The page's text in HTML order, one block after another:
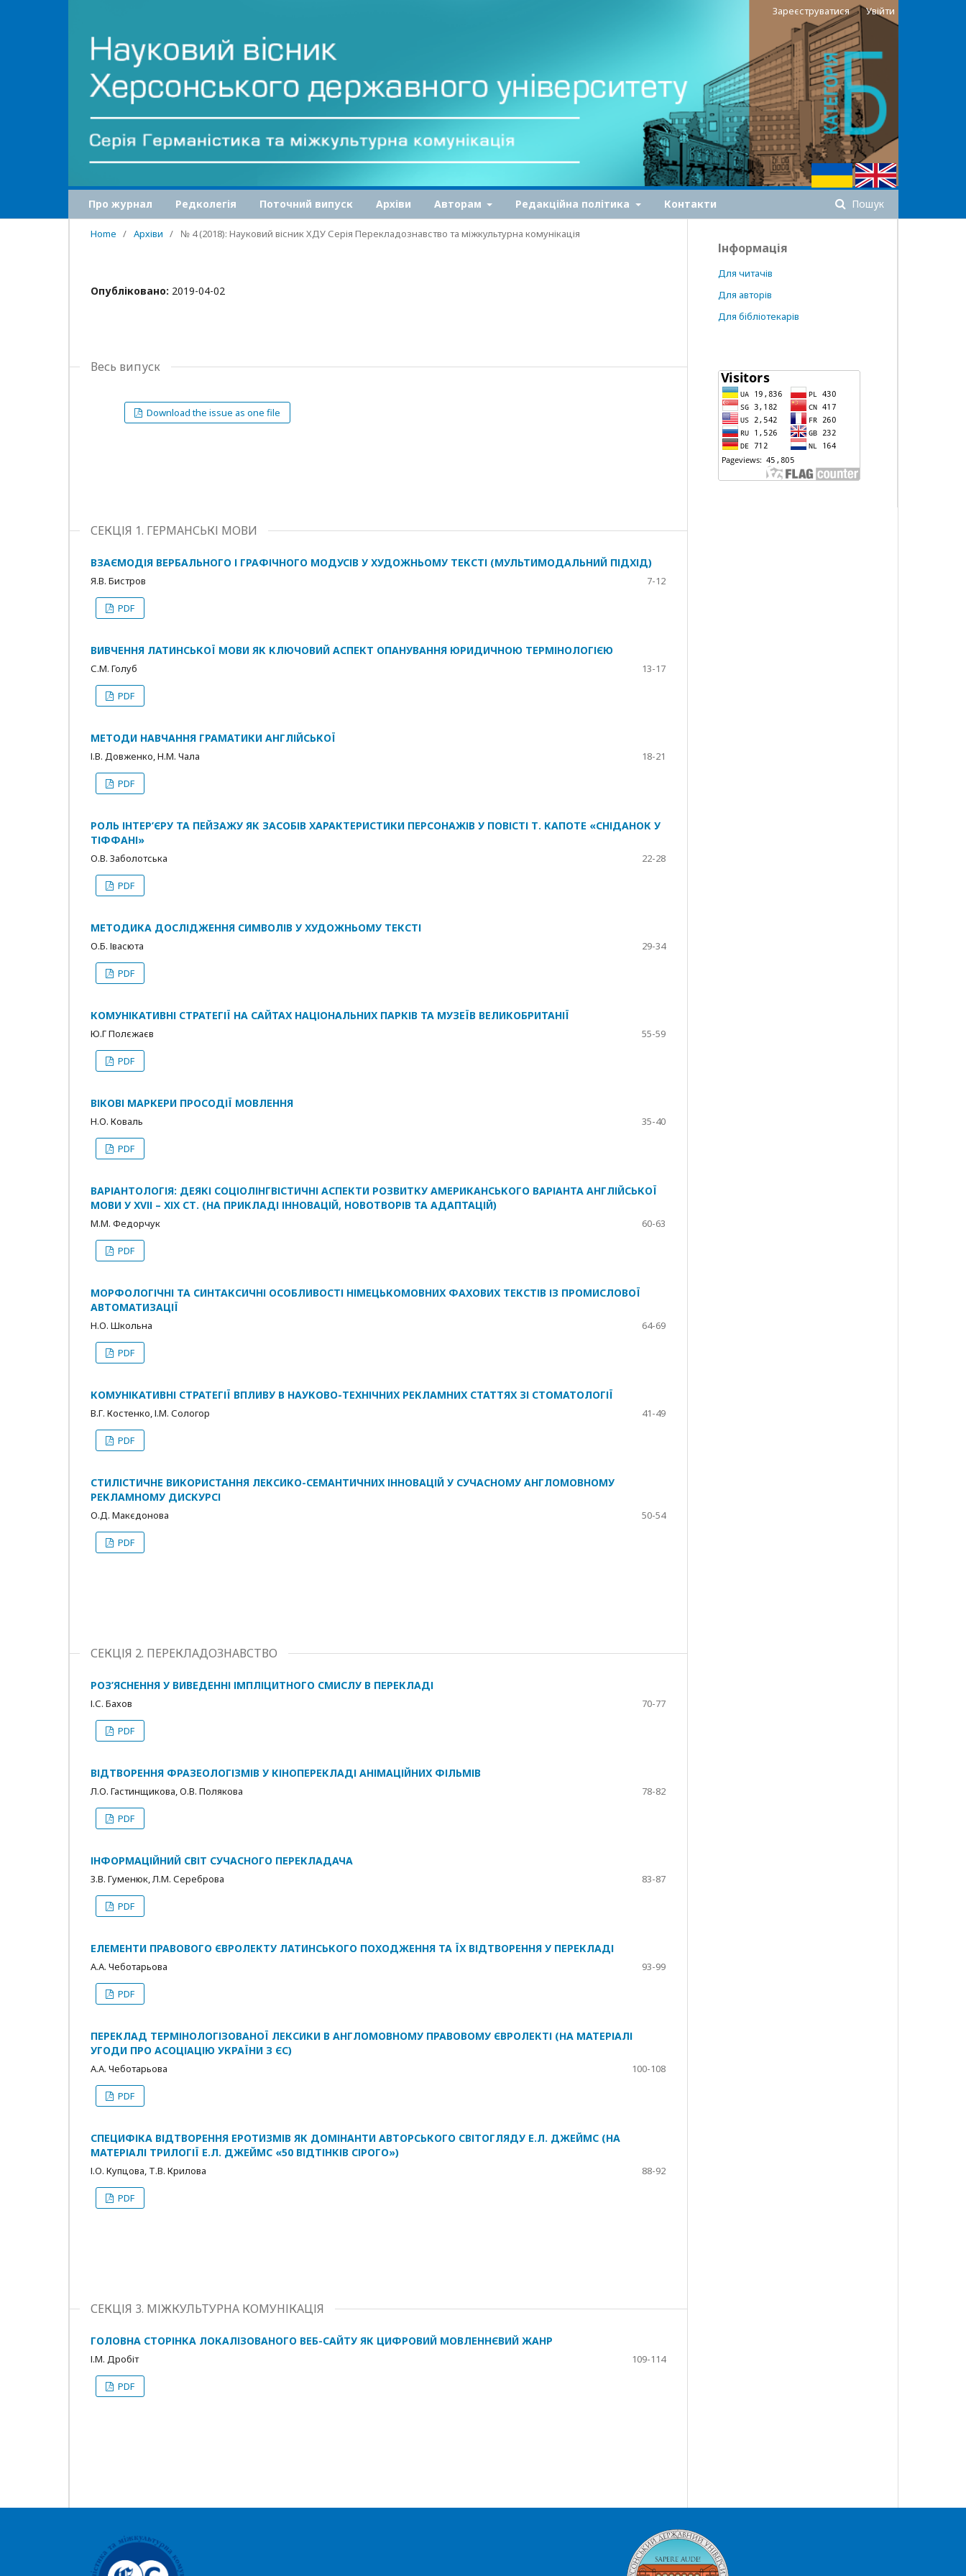
Про журнал Редколегія Поточний випуск Архіви Авторам Редакційна політика Контакти Пошук
Зареєструватися Увійти
Home / Архіви / № 4 (2018): Науковий вісник ХДУ Серія Перекладознавство та міжкультурна комунікація
Опубліковано: 2019-04-02
Весь випуск
Download the issue as one file
СЕКЦІЯ 1. ГЕРМАНСЬКІ МОВИ
ВЗАЄМОДІЯ ВЕРБАЛЬНОГО І ГРАФІЧНОГО МОДУСІВ У ХУДОЖНЬОМУ ТЕКСТІ (МУЛЬТИМОДАЛЬНИЙ ПІДХІД)
Я.В. Бистров 7-12
PDF
ВИВЧЕННЯ ЛАТИНСЬКОЇ МОВИ ЯК КЛЮЧОВИЙ АСПЕКТ ОПАНУВАННЯ ЮРИДИЧНОЮ ТЕРМІНОЛОГІЄЮ
С.М. Голуб 13-17
PDF
МЕТОДИ НАВЧАННЯ ГРАМАТИКИ АНГЛІЙСЬКОЇ
І.В. Довженко, Н.М. Чала 18-21
PDF
РОЛЬ ІНТЕР’ЄРУ ТА ПЕЙЗАЖУ ЯК ЗАСОБІВ ХАРАКТЕРИСТИКИ ПЕРСОНАЖІВ У ПОВІСТІ Т. КАПОТЕ «СНІДАНОК У
ТІФФАНІ»
О.В. Заболотська 22-28
PDF
МЕТОДИКА ДОСЛІДЖЕННЯ СИМВОЛІВ У ХУДОЖНЬОМУ ТЕКСТІ
О.Б. Івасюта 29-34
PDF
КОМУНІКАТИВНІ СТРАТЕГІЇ НА САЙТАХ НАЦІОНАЛЬНИХ ПАРКІВ ТА МУЗЕЇВ ВЕЛИКОБРИТАНІЇ
Ю.Г Полєжаєв 55-59
PDF
ВІКОВІ МАРКЕРИ ПРОСОДІЇ МОВЛЕННЯ
Н.О. Коваль 35-40
PDF
ВАРІАНТОЛОГІЯ: ДЕЯКІ СОЦІОЛІНГВІСТИЧНІ АСПЕКТИ РОЗВИТКУ АМЕРИКАНСЬКОГО ВАРІАНТА АНГЛІЙСЬКОЇ
МОВИ У ХVІІ – ХІХ СТ. (НА ПРИКЛАДІ ІННОВАЦІЙ, НОВОТВОРІВ ТА АДАПТАЦІЙ)
М.М. Федорчук 60-63
PDF
МОРФОЛОГІЧНІ ТА СИНТАКСИЧНІ ОСОБЛИВОСТІ НІМЕЦЬКОМОВНИХ ФАХОВИХ ТЕКСТІВ ІЗ ПРОМИСЛОВОЇ
АВТОМАТИЗАЦІЇ
Н.О. Школьна 64-69
PDF
КОМУНІКАТИВНІ СТРАТЕГІЇ ВПЛИВУ В НАУКОВО-ТЕХНІЧНИХ РЕКЛАМНИХ СТАТТЯХ ЗІ СТОМАТОЛОГІЇ
В.Г. Костенко, І.М. Сологор 41-49
PDF
СТИЛІСТИЧНЕ ВИКОРИСТАННЯ ЛЕКСИКО-СЕМАНТИЧНИХ ІННОВАЦІЙ У СУЧАСНОМУ АНГЛОМОВНОМУ
РЕКЛАМНОМУ ДИСКУРСІ
О.Д. Макєдонова 50-54
PDF
СЕКЦІЯ 2. ПЕРЕКЛАДОЗНАВСТВО
РОЗ’ЯСНЕННЯ У ВИВЕДЕННІ ІМПЛІЦИТНОГО СМИСЛУ В ПЕРЕКЛАДІ
І.С. Бахов 70-77
PDF
ВІДТВОРЕННЯ ФРАЗЕОЛОГІЗМІВ У КІНОПЕРЕКЛАДІ АНІМАЦІЙНИХ ФІЛЬМІВ
Л.О. Гастинщикова, О.В. Полякова 78-82
PDF
ІНФОРМАЦІЙНИЙ СВІТ СУЧАСНОГО ПЕРЕКЛАДАЧА
З.В. Гуменюк, Л.М. Сереброва 83-87
PDF
ЕЛЕМЕНТИ ПРАВОВОГО ЄВРОЛЕКТУ ЛАТИНСЬКОГО ПОХОДЖЕННЯ ТА ЇХ ВІДТВОРЕННЯ У ПЕРЕКЛАДІ
А.А. Чеботарьова 93-99
PDF
ПЕРЕКЛАД ТЕРМІНОЛОГІЗОВАНОЇ ЛЕКСИКИ В АНГЛОМОВНОМУ ПРАВОВОМУ ЄВРОЛЕКТІ (НА МАТЕРІАЛІ
УГОДИ ПРО АСОЦІАЦІЮ УКРАЇНИ З ЄС)
А.А. Чеботарьова 100-108
PDF
СПЕЦИФІКА ВІДТВОРЕННЯ ЕРОТИЗМІВ ЯК ДОМІНАНТИ АВТОРСЬКОГО СВІТОГЛЯДУ Е.Л. ДЖЕЙМС (НА
МАТЕРІАЛІ ТРИЛОГІЇ Е.Л. ДЖЕЙМС «50 ВІДТІНКІВ СІРОГО»)
І.О. Купцова, Т.В. Крилова 88-92
PDF
СЕКЦІЯ 3. МІЖКУЛЬТУРНА КОМУНІКАЦІЯ
ГОЛОВНА СТОРІНКА ЛОКАЛІЗОВАНОГО ВЕБ-САЙТУ ЯК ЦИФРОВИЙ МОВЛЕННЄВИЙ ЖАНР
І.М. Дробіт 109-114
PDF
Інформація
Для читачів
Для авторів
Для бібліотекарів